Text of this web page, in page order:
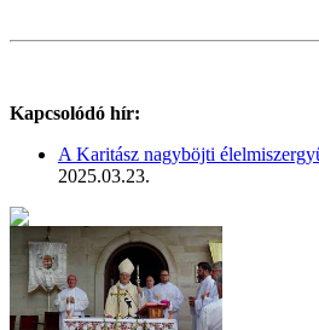
Kapcsolódó hír:
A Karitász nagyböjti
2025.03.23.